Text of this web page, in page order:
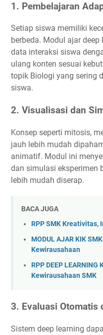
1. Pembelajaran
Setiap siswa memiliki
berbeda. Modul ajar
data interaksi siswa
ulang konten sesuai
topik Biologi yang sering
siswa.
2. Visualisasi dan
Konsep seperti mitosis,
jauh lebih mudah
animatif. Modul ini
dan simulasi eksperimen
lebih mudah diserap.
BACA JUGA
RPP SMK Kreativitas,
MODUL AJAR KIK
Kewirausahaan
RPP DEEP
Kewirausahaan SMK
3. Evaluasi Otomatis
Sistem deep learning